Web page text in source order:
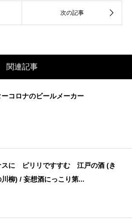
関連記事
ーコロナのビールメーカー
スに ピリリですすむ 江戸の酒 (き
川柳) / 妄想酒にっこり第...